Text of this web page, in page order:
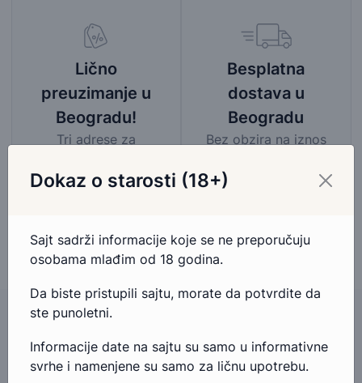
Lično
preuzimanje u
Beogradu!
Tri adrese za
garancija na povrat
Besplatna
dostava u
Beogradu
Bez obzira na iznos
pogledaj mapu
Imate pitanja u vezi ovog proizvoda?
Dokaz o starosti (18+)
Sajt sadrži informacije koje se ne preporučuju
osobama mlađim od 18 godina.
Da biste pristupili sajtu, morate da potvrdite da
ste punoletni.
Informacije date na sajtu su samo u informativne
svrhe i namenjene su samo za ličnu upotrebu.